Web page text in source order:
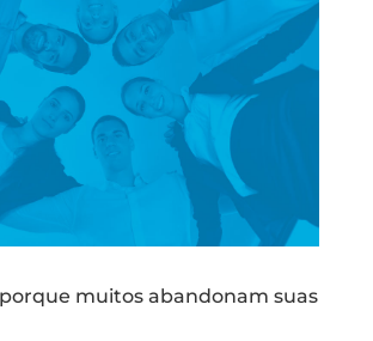
muitos abandonam suas